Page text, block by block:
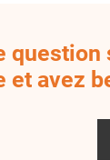
question
avez